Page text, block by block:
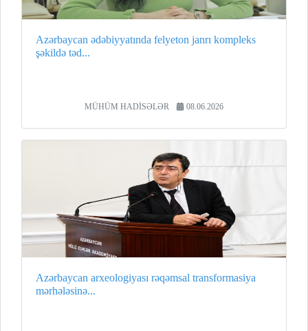
Azərbaycan ədəbiyyatında felyeton janrı kompleks
şəkildə təd...
MÜHÜM HADİSƏLƏR 08.06.2026
Azərbaycan arxeologiyası rəqəmsal transformasiya
mərhələsinə...